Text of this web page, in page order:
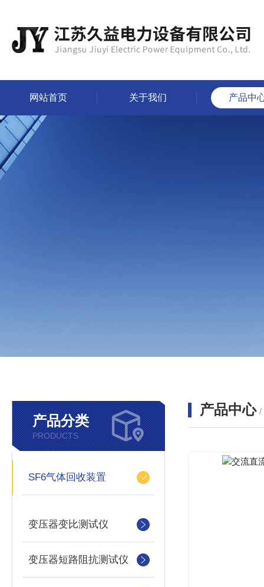
网站首页 关于我们 产品中
产品分类
PRODUCTS
SF6气体回收装置
变压器变比测试仪
变压器短路阻抗测试仪
产品中心 /